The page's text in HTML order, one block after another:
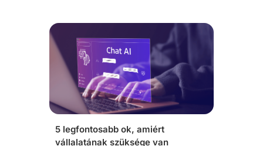
5 legfontosabb ok, amiért
vállalatának szüksége van